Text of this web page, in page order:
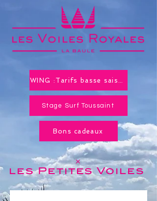
Stage Surf Toussaint
Bons cadeaux
x
les PetitesVoiles